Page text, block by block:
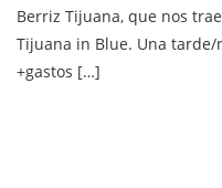
Berriz Tijuana, que nos
Tijuana in Blue. Una
+gastos […]